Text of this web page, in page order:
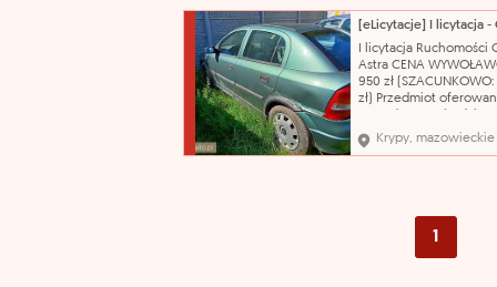
Państwa. Organ
nie odpowiada za
sprzedawanych
Przebieg pojazdu
podsta
I licytacja Ruchomości
Astra CENA
950 zł
zł) Przedmiot
orzeczenia Sądu o jego
przepadku na rzecz
Przebieg pojazdu
Krypy, mazowieckie
1